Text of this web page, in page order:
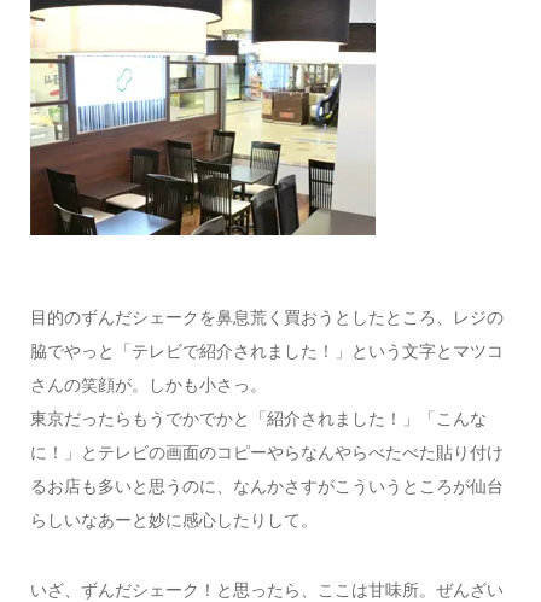
目的のずんだシェークを鼻息荒く買おうとしたところ、レジの
脇でやっと「テレビで紹介されました！」という文字とマツコ
さんの笑顔が。しかも小さっ。
東京だったらもうでかでかと「紹介されました！」「こんな
に！」とテレビの画面のコピーやらなんやらべたべた貼り付け
るお店も多いと思うのに、なんかさすがこういうところが仙台
らしいなあーと妙に感心したりして。
いざ、ずんだシェーク！と思ったら、ここは甘味所。ぜんざい